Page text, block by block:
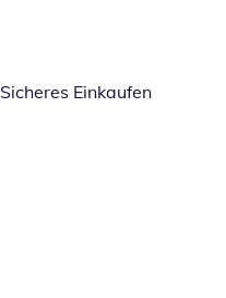
Sicheres Einkaufen